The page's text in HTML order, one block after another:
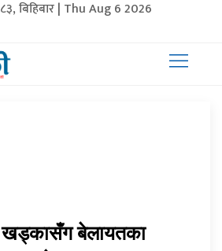
बिहिबार | Thu Aug 6 2026
खड्कासँग बेलायतका